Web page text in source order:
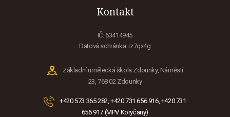
Kontakt
IČ: 63414945
Datová schránka: iz7qx4g
Základní umělecká škola Zdounky, Náměstí
23, 768 02 Zdounky
+420 573 365 282, +420 731 656 916, +420 731
656 917 (MPV Koryčany)